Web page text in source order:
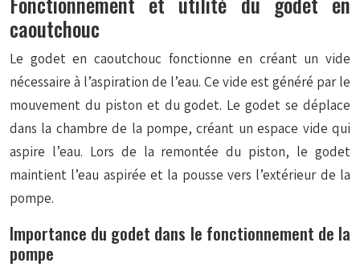
caoutchouc
Le godet en caoutchouc fonctionne en créant un vide
nécessaire à l’aspiration de l’eau. Ce vide est généré par le
mouvement du piston et du godet. Le godet se déplace
dans la chambre de la pompe, créant un espace vide qui
aspire l’eau. Lors de la remontée du piston, le godet
maintient l’eau aspirée et la pousse vers l’extérieur de la
pompe.
Importance du godet dans le fonctionnement de la
pompe